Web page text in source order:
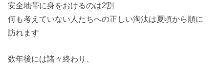
安全地帯に身をおけるのは2割
何も考えていない人たちへの正しい淘汰は夏頃から順に
訪れます
数年後には諸々終わり、